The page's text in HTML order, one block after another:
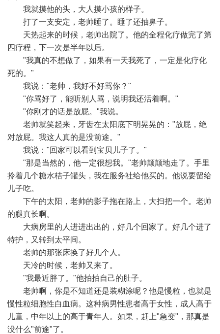
我就摸他的头，大人摸小孩的样子。
打了一支安定，老帅睡了。睡了还抽鼻子。
天热起来的时候，老帅出院了。他的全程化疗做完了第
四疗程，下一次是半年以后。
"我真的不想做了，如果有一天我死了，一定是化疗化
死的。"
我说："老帅，我好不好骂你？"
"你骂好了，能听别人骂，说明我还活着啊。"
"你刚才的话是放屁。"我说。
老帅就笑起来，牙齿在太阳底下明晃晃的："放屁，绝
对放屁。我这人真的是没前途。"
我说："回家可以看到宝贝儿子了。"
"那是当然的，他一定很想我。"老帅颠颠地走了。手里
拎着几个糖水桔子罐头，我在服务社给他买的。他说要留给
儿子吃。
下午的太阳，老帅的影子拖在路上，大扫把一个。老帅
的腿真长啊。
大病房里的人进进出出的，好几个回家了。好几个进了
特护，又转到太平间。
老帅的那张床换了好几个人。
天冷的时候，老帅又来了。
"我最近胖了。"他拍拍自己的肚子。
老帅啊，你是不知道还是装糊涂呢？他是慢粒，也就是
慢性粒细胞性白血病。这种病男性患者高于女性，成人高于
儿童，中年以上的高于青年人。如果，赶上"急变"，那真是
没什么"前途"了。